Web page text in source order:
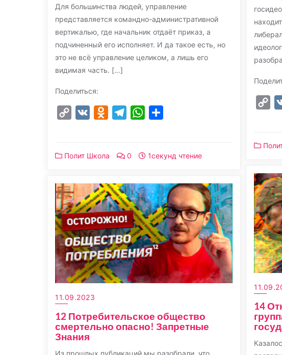
Для большинства людей, управление
представляется командно-административной
вертикалью, где начальник отдаёт приказ, а
подчиненный его исполняет. И да такое есть, но
это не всё управление целиком, а лишь его
видимая часть. […]
Поделиться:
Copy
VK Odnoklassniki
TelegramWhatsApp
Полит Школа 0 1секунд чтение
14
11.09.2023
12 Потребительское общество
смертельно опасно! Запретные
Знания
Из прошлых публикаций мы разобрали, что